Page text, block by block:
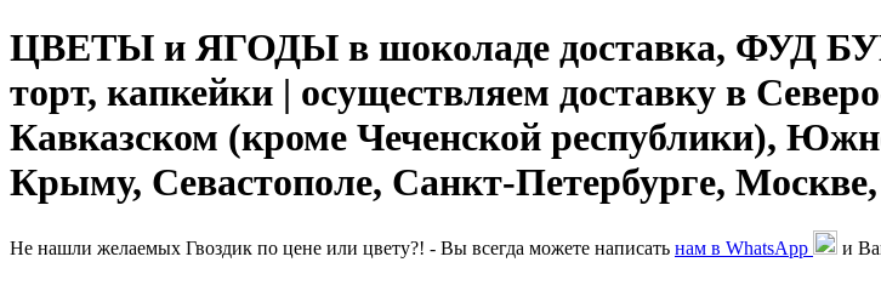
ЦВЕТЫ и ЯГОДЫ в шоколаде доставка, ФУД
торт, капкейки | осуществляем доставку в
Кавказском (кроме Чеченской республики),
Крыму, Севастополе, Санкт-Петербурге,
Не нашли желаемых Гвоздик по цене или цвету?! - Вы всегда можете написать нам в WhatsApp и